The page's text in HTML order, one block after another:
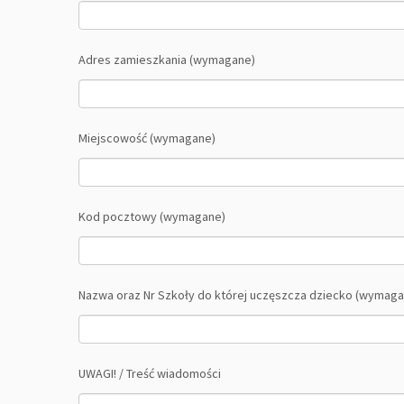
Adres zamieszkania (wymagane)
Miejscowość (wymagane)
Kod pocztowy (wymagane)
Nazwa oraz Nr Szkoły do której uczęszcza dziecko
UWAGI! / Treść wiadomości